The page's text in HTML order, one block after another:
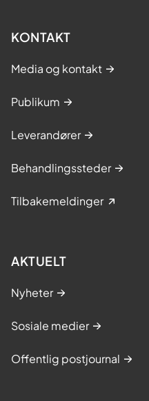
KONTAKT
Media og kontakt
Publikum
Leverandører
Behandlingssteder
Tilbakemeldinger
AKTUELT
Nyheter
Sosiale medier
Offentlig postjournal